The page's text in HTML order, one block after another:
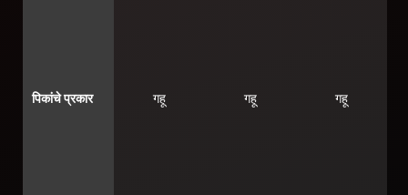
पिकांचे प्रकार गहू गहू गहू